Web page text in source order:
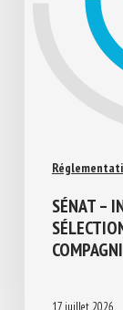
SÉNAT –
LA
DE